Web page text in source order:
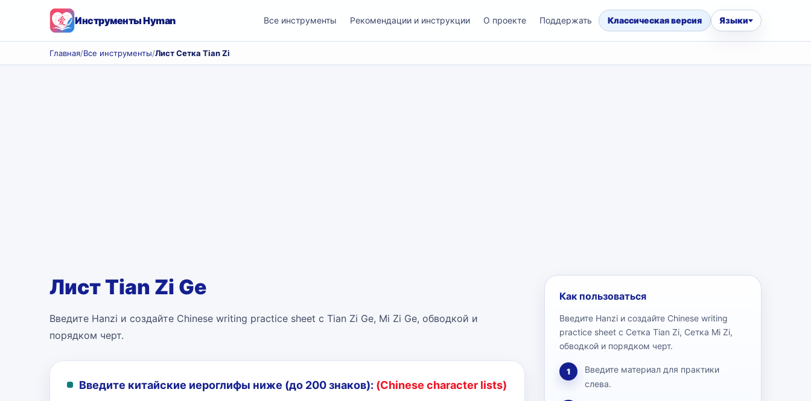
Инструменты Hyman Все инструменты Рекомендации и инструкции О проекте Поддержать Классическая версия Языки
Главная/Все инструменты/Лист Сетка Tian Zi
Лист Tian Zi Ge
Введите Hanzi и создайте Chinese writing practice sheet с Tian Zi Ge, Mi Zi Ge, обводкой и
порядком черт.
Введите китайские иероглифы ниже (до 200 знаков): (Chinese character lists)
Как пользоваться
Введите Hanzi и создайте Chinese writing
practice sheet с Сетка Tian Zi, Сетка Mi Zi,
обводкой и порядком черт.
1
Введите материал для практики
слева.